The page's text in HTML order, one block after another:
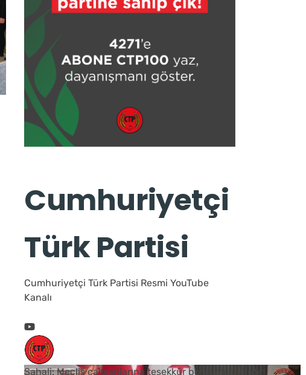
Cumhuriyetçi
Türk Partisi
Cumhuriyetçi Türk Partisi Resmi YouTube
Kanalı
Şahali: Meclis çalışanlarına teşekkür borcumuz vardır